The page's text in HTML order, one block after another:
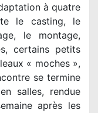
à quatre
le casting, le
le montage,
certains petits
« moches »,
se termine
salles, rendue
après les